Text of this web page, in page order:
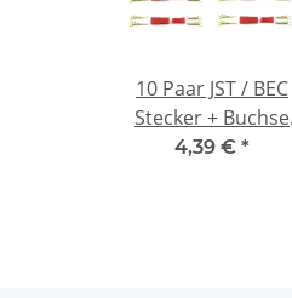
10 Paar JST / BEC
Stecker + Buchse
GOLD Kontakte zum
4,39 € *